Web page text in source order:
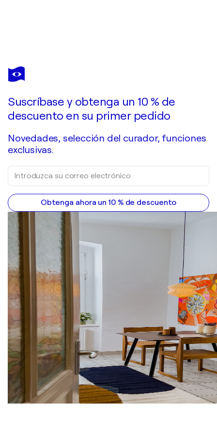
SABINE KAY
Blue Bay City
Suscríbase y obtenga un 10 % de
descuento en su primer pedido
Novedades, selección del curador, funciones
exclusivas.
Obtenga ahora un 10 % de descuento